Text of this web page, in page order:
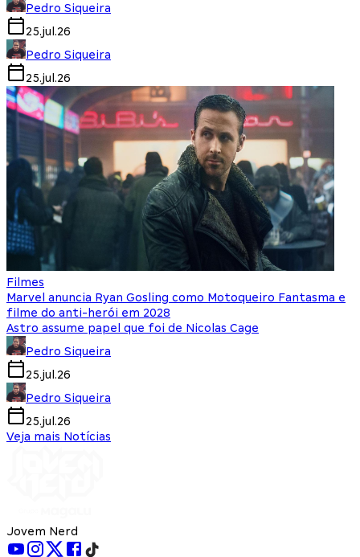
Pedro Siqueira
25.jul.26
Pedro Siqueira
25.jul.26
Filmes
Marvel anuncia Ryan Gosling como Motoqueiro Fantasma e
filme do anti-herói em 2028
Astro assume papel que foi de Nicolas Cage
Pedro Siqueira
25.jul.26
Pedro Siqueira
25.jul.26
Veja mais Notícias
Jovem Nerd